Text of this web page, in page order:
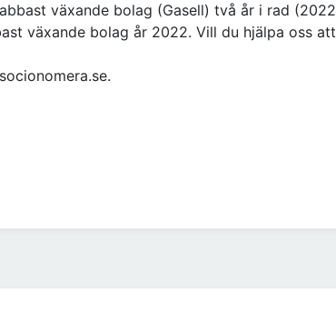
växande bolag (Gasell) två år i rad (2022
växande bolag år 2022. Vill du hjälpa oss att